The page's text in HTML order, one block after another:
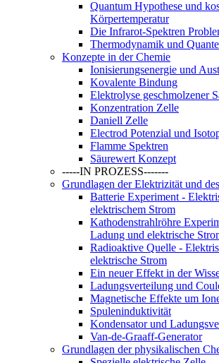
Quantum Hypothese und
Körpertemperatur
Die Infrarot-Spektren
Thermodynamik und
Konzepte in der Chemie
Ionisierungsenergie und
Kovalente Bindung
Elektrolyse geschmolzener
Konzentration Zelle
Daniell Zelle
Electrod Potenzial und
Flamme Spektren
Säurewert Konzept
-----IN PROZESS-------
Grundlagen der Elektrizität und
Batterie Experiment -
elektrischem Strom
Kathodenstrahlröhre
Ladung und elektrische
Radioaktive Quelle -
elektrische Strom
Ein neuer Effekt in der
Ladungsverteilung und
Magnetische Effekte um
Spuleninduktivität
Kondensator und
Van-de-Graaff-Generator
Grundlagen der physikalischen